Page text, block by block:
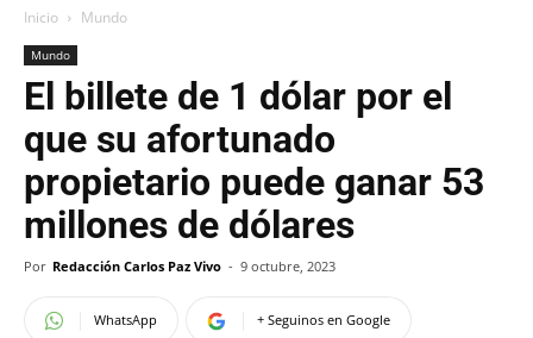
Inicio Mundo
Mundo
El billete de 1 dólar por el
que su afortunado
propietario puede ganar 53
millones de dólares
Por Redacción Carlos Paz Vivo - 9 octubre, 2023
WhatsApp + Seguinos en Google